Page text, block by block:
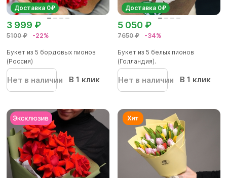
Доставка 0₽
5100 ₽ -22%
3 999 ₽
Букет из 5 бордовых пионов
(Россия)
Нет в наличии В 1 клик
Доставка 0₽
7650 ₽ -34%
5 050 ₽
Букет из 5 белых пионов
(Голландия).
Нет в наличии В 1 клик